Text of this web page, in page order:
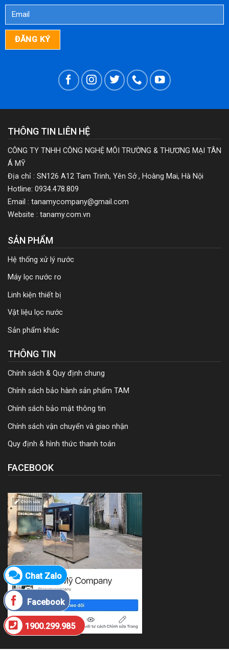
THÔNG TIN LIÊN HỆ
CÔNG TY TNHH CÔNG NGHỆ MÔI TRƯỜNG & THƯƠNG MẠI TÂN
Á MỸ
Địa chỉ : SN126 A12 Tam Trinh, Yên Sở , Hoàng Mai, Hà Nội
Hotline: 0934.478.809
Email : tanamycompany@gmail.com
Website : tanamy.com.vn
SẢN PHẨM
Hệ thống xử lý nước
Máy lọc nước ro
Linh kiện thiết bị
Vật liệu lọc nước
Sản phẩm khác
THÔNG TIN
Chính sách & Quy định chung
Chính sách bảo hành sản phẩm TAM
Chính sách bảo mật thông tin
Chính sách vận chuyển và giao nhận
Quy định & hình thức thanh toán
FACEBOOK
Chat Zalo
Facebook
1900.299.985